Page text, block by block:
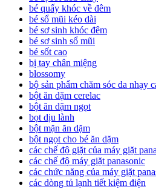
bé quấy khóc về đêm
bé sổ mũi kéo dài
bé sơ sinh khóc đêm
bé sơ sinh sổ mũi
bé sốt cao
bị tay chân miệng
blossomy
bộ sản phẩm chăm sóc da nhạy
bột ăn dặm cerelac
bột ăn dặm ngọt
bọt dịu lành
bột mặn ăn dặm
bột ngọt cho bé ăn dặm
các chế độ giặt của máy giặt
các chế độ máy giặt panasonic
các chức năng của máy giặt
các dòng tủ lạnh tiết kiệm điện